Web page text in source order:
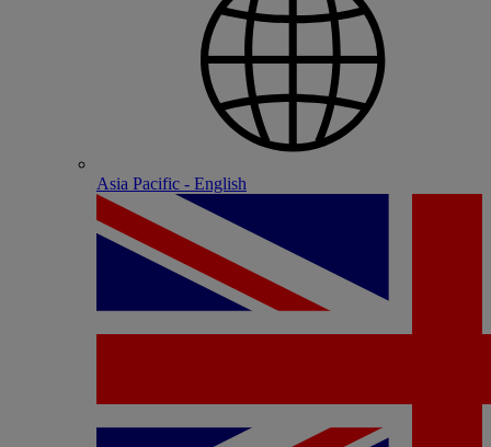
Asia Pacific - English